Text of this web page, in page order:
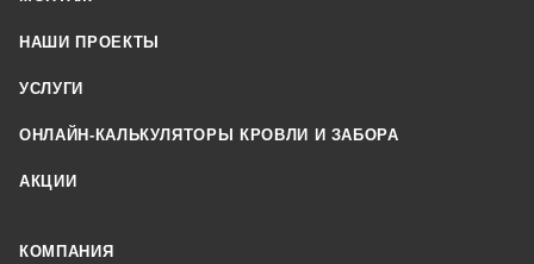
НАШИ ПРОЕКТЫ
УСЛУГИ
ОНЛАЙН-КАЛЬКУЛЯТОРЫ КРОВЛИ И ЗАБОРА
АКЦИИ
КОМПАНИЯ